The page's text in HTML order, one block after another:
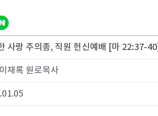
사랑 주의종, 직원 헌신예배 [마 22:37-40]
재록 원로목사